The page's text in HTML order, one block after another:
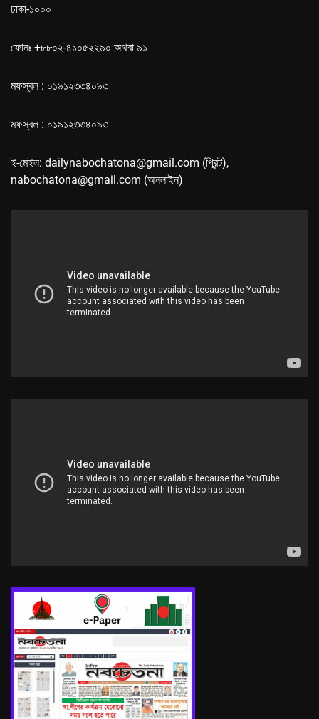
ঢাকা-১০০০
ফোনঃ +৮৮০২-৪১০৫২২৯০ অথবা ৯১
মফস্বল : ০১৯১২৩৩৪০৯৩
মফস্বল : ০১৯১২৩৩৪০৯৩
ই-মেইল: dailynabochatona@gmail.com (প্রিন্ট),
nabochatona@gmail.com (অনলাইন)